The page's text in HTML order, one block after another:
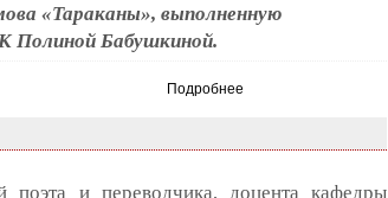
«Тараканы», выполненную
Полиной Бабушкиной.
Подробнее
поэта и переводчика, доцента кафедры